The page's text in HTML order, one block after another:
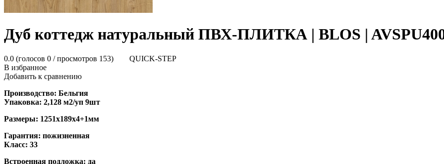
Дуб коттедж натуральный ПВХ-ПЛИТКА | BLOS |
0.0 (голосов 0 / просмотров 153)
QUICK-STEP
В избранное
Добавить к сравнению
Производство: Бельгия
Упаковка: 2,128 м2/уп 9шт
Размеры: 1251х189х4+1мм
Гарантия: пожизненная
Класс: 33
Встроенная подложка: да